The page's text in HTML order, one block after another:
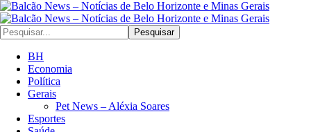
Pesquisar
BH
Economia
Política
Gerais
Pet News – Aléxia Soares
Esportes